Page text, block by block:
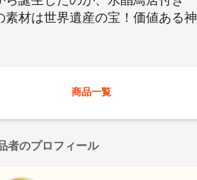
素材は世界遺産の宝！価値ある神
商品一覧
者のプロフィール